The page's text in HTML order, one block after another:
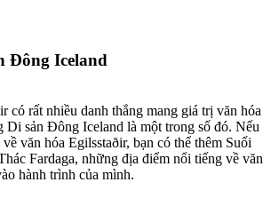
Đông Iceland
có rất nhiều danh thắng mang giá trị văn hóa
Di sản Đông Iceland là một trong số đó. Nếu
văn hóa Egilsstaðir, bạn có thể thêm Suối
Fardaga, những địa điểm nổi tiếng về văn
hành trình của mình.